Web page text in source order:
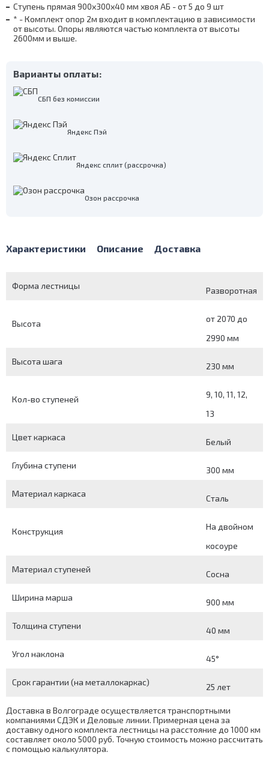
Ступень прямая 900х300х40 мм хвоя АБ - от 5 до 9 шт
* - Комплект опор 2м входит в комплектацию в зависимости
от высоты. Опоры являются частью комплекта от высоты
2600мм и выше.
Варианты оплаты:
СБП без комиссии
Яндекс Пэй
Яндекс сплит (рассрочка)
Озон рассрочка
Характеристики Описание Доставка
Форма лестницы Разворотная
Высота
от 2070 до
2990 мм
Высота шага 230 мм
Кол-во ступеней
9, 10, 11, 12,
13
Цвет каркаса Белый
Глубина ступени 300 мм
Материал каркаса Сталь
Конструкция
На двойном
косоуре
Материал ступеней Сосна
Ширина марша 900 мм
Толщина ступени 40 мм
Угол наклона 45°
Срок гарантии (на металлокаркас) 25 лет
Доставка в Волгограде осуществляется транспортными
компаниями СДЭК и Деловые линии. Примерная цена за
доставку одного комплекта лестницы на расстояние до 1000 км
составляет около 5000 руб. Точную стоимость можно рассчитать
с помощью калькулятора.